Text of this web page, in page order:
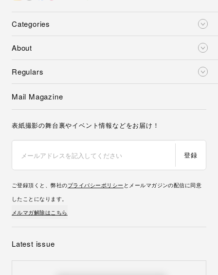
Categories
About
Regulars
Mail Magazine
表紙撮影の舞台裏やイベント情報などをお届け！
登録
ご登録頂くと、弊社のプライバシーポリシー とメールマガジンの配信に同意
したことになります。
メルマガ解除はこちら
Latest issue